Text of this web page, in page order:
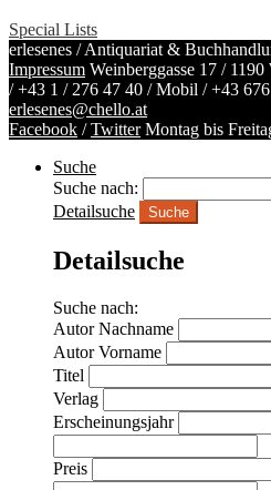
Special Lists
erlesenes / Antiquariat &
Impressum Weinberggasse 17 /
/+43 1 / 276 47 40 / Mobil /+43
erlesenes@chello.at
Facebook /Twitter Montag bis
Suche
Suche nach:
Detailsuche
Suche
Detailsuche
Suche nach:
Autor Nachname
Autor Vorname
Titel
Verlag
Erscheinungsjahr
Preis